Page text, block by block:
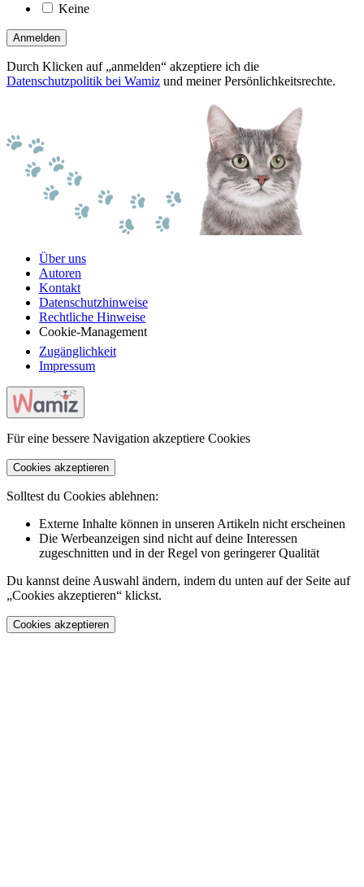
Keine
Anmelden
Durch Klicken auf „anmelden“ akzeptiere ich die
Datenschutzpolitik bei Wamiz und meiner Persönlichkeitsrechte.
Über uns
Autoren
Kontakt
Datenschutzhinweise
Rechtliche Hinweise
Cookie-Management
Zugänglichkeit
Impressum
Für eine bessere Navigation akzeptiere Cookies
Cookies akzeptieren
Solltest du Cookies ablehnen:
Externe Inhalte können in unseren Artikeln nicht erscheinen
Die Werbeanzeigen sind nicht auf deine Interessen
zugeschnitten und in der Regel von geringerer Qualität
Du kannst deine Auswahl ändern, indem du unten auf der Seite auf
„Cookies akzeptieren“ klickst.
Cookies akzeptieren